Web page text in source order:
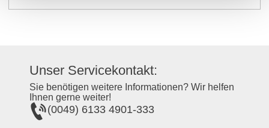
Unser Servicekontakt:
Sie benötigen weitere Informationen? Wir helfen
Ihnen gerne weiter!
(0049) 6133 4901-333